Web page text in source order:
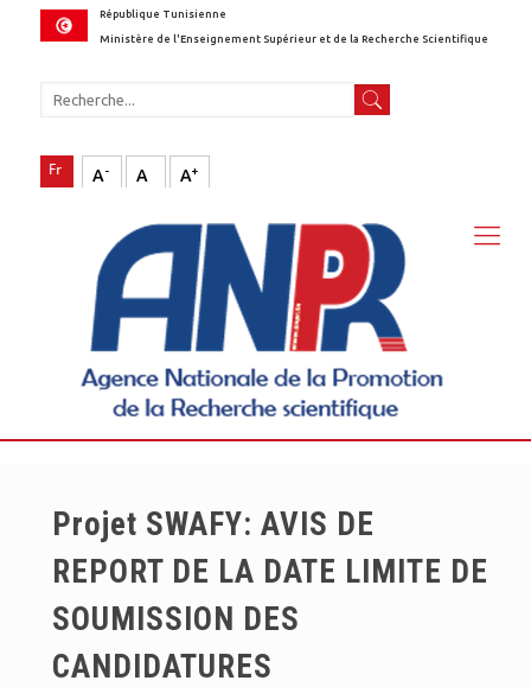
République Tunisienne
Ministère de l'Enseignement Supérieur et de la Recherche Scientifique
A- A A+
Projet SWAFY: AVIS DE
REPORT DE LA DATE LIMITE DE
SOUMISSION DES
CANDIDATURES